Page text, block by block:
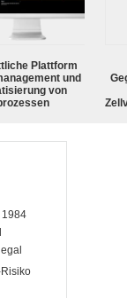
Plattform
und
von
1984